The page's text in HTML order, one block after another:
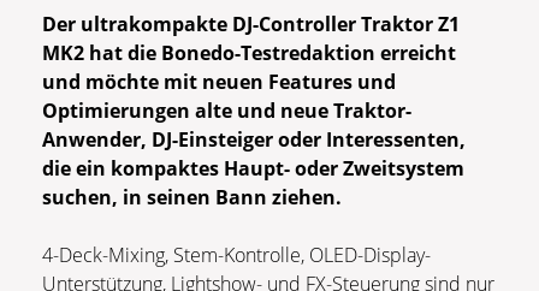
Der ultrakompakte DJ-Controller Traktor Z1
MK2 hat die Bonedo-Testredaktion erreicht
und möchte mit neuen Features und
Optimierungen alte und neue Traktor-
Anwender, DJ-Einsteiger oder Interessenten,
die ein kompaktes Haupt- oder Zweitsystem
suchen, in seinen Bann ziehen.
4-Deck-Mixing, Stem-Kontrolle, OLED-Display-
Unterstützung, Lightshow- und FX-Steuerung sind nur